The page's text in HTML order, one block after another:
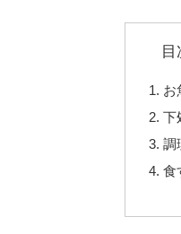
目
お
下
調
食